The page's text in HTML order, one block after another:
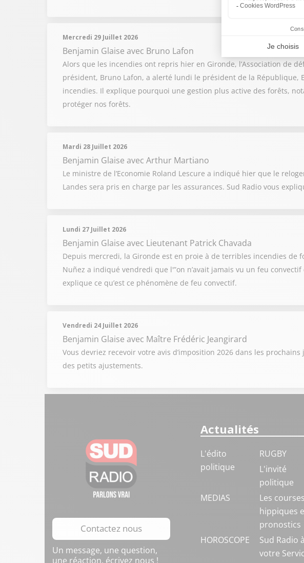
Mercredi 29 Juillet 2026
Benjamin Glaise avec Bruno Lafon
Alors que les incendies ont repris hier en Gironde, l’Association de
président, Bruno Lafon, a alerté lundi le président de la
incendies. Il explique pourquoi une gestion plus active des forêts,
protéger nos forêts.
Mardi 28 Juillet 2026
Benjamin Glaise avec Arthur Martiano
Le ministre de l’Economie Roland Lescure a indiqué hier que le
Landes sera pris en charge par les assurances. Sud Radio vous
Lundi 27 Juillet 2026
Benjamin Glaise avec Lieutenant Patrick Chavada
Depuis mercredi, la Gironde est en proie à de terribles incendies de
Nuñez a indiqué vendredi que l'”on n’avait jamais vu un feu
explique ce qu’est ce phénomène de feu convectif.
Vendredi 24 Juillet 2026
Benjamin Glaise avec Maître Frédéric Jeangirard
Vous devriez recevoir votre avis d’imposition 2026 dans les
des petits ajustements.
Contactez nous
Un message, une question,
une réaction, écrivez nous !
Actualités
L'édito
politique
RUGBY
L'invité
politique
MEDIAS
Les courses
hippiques
pronostics
HOROSCOPE
Sud Radio à
votre